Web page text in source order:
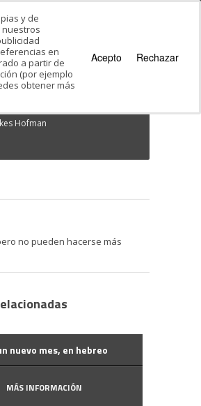
· Crónicas del Ulpan de Hebreo
· Kibutzimer 2
2
Hofman
no pueden hacerse más
nuevo mes, en hebreo
MÁS INFORMACIÓN
y de
en
a partir de
(por ejemplo
obtener más
Acepto Rechazar